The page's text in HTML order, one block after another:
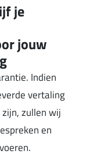
je
jouw
Indien
vertaling
zullen wij
en